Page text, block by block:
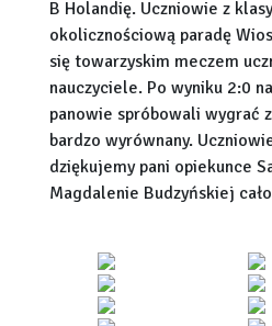
B Holandię. Uczniowie z
okolicznościową paradę
się towarzyskim meczem
nauczyciele. Po wyniku 2:0
panowie spróbowali wygrać
bardzo wyrównany.
dziękujemy pani opiekunce
Magdalenie Budzyńskiej